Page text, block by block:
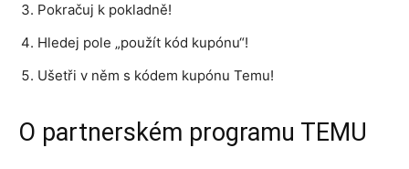
Pokračuj k pokladně!
Hledej pole „použít kód kupónu“!
Ušetři v něm s kódem kupónu Temu!
O partnerském programu TEMU